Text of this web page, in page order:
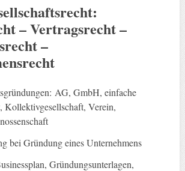
– Vertragsrecht –
–
AG, GmbH, einfache
Kollektivgesellschaft, Verein,
bei Gründung eines Unternehmens
Gründungsunterlagen,